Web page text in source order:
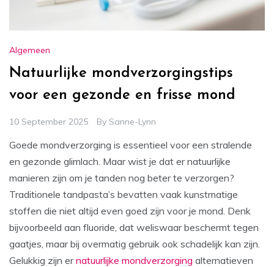
Algemeen
Natuurlijke mondverzorgingstips
voor een gezonde en frisse mond
10 September 2025 By Sanne-Lynn
Goede mondverzorging is essentieel voor een stralende
en gezonde glimlach. Maar wist je dat er natuurlijke
manieren zijn om je tanden nog beter te verzorgen?
Traditionele tandpasta’s bevatten vaak kunstmatige
stoffen die niet altijd even goed zijn voor je mond. Denk
bijvoorbeeld aan fluoride, dat weliswaar beschermt tegen
gaatjes, maar bij overmatig gebruik ook schadelijk kan zijn.
Gelukkig zijn ernatuurlijke mondverzorging alternatieven